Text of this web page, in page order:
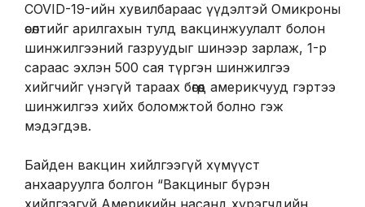
COVID-19-ийн хувилбараас үүдэлтэй Омикроны
өсөлтийг арилгахын тулд вакцинжуулалт болон
шинжилгээний газруудыг шинээр зарлаж, 1-р
сараас эхлэн 500 сая түргэн шинжилгээ
хийгчийг үнэгүй тараах бөгөөд америкчууд гэртээ
шинжилгээ хийх боломжтой болно гэж
мэдэгдэв.
Байден вакцин хийлгээгүй хүмүүст
анхааруулга болгон “Вакциныг бүрэн
хийлгээгүй Америкийн насанд хүрэгчдийн